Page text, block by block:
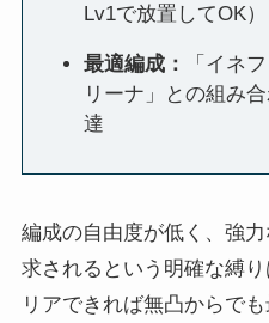
Lv1で放置してOK）
最適編成：
「イネ
リーナ」との組み
達
編成の自由度が低く、強
求されるという明確な縛
リアできれば無凸からで